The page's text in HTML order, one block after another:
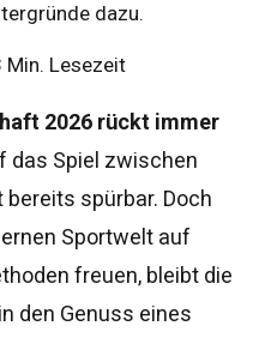
dazu.
Min. Lesezeit
2026 rückt immer
das Spiel zwischen
spürbar. Doch
Sportwelt auf
freuen, bleibt die
den Genuss eines